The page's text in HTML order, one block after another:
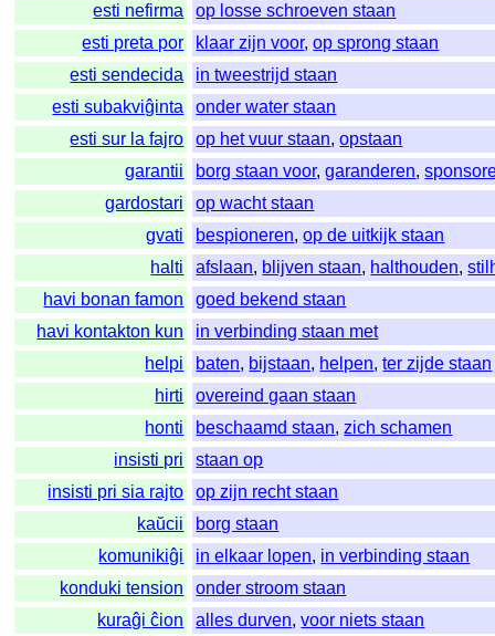
esti nefirma
op losse schroeven staan
esti preta por
klaar zijn voor,op sprong staan
esti sendecida
in tweestrijd staan
esti subakviĝinta
onder water staan
esti sur la fajro
op het vuur staan,opstaan
garantii
borg staan voor,garanderen,
gardostari
op wacht staan
gvati
bespioneren,op de uitkijk staan
halti
afslaan, blijven staan, halthouden,
havi bonan famon
goed bekend staan
havi kontakton kun
in verbinding staan met
helpi
baten, bijstaan, helpen,ter zijde staan
hirti
overeind gaan staan
honti
beschaamd staan,zich schamen
insisti pri
staan op
insisti pri sia rajto
op zijn recht staan
kaŭcii
borg staan
komunikiĝi
in elkaar lopen, in verbinding staan
konduki tension
onder stroom staan
kuraĝi ĉion
alles durven,voor niets staan